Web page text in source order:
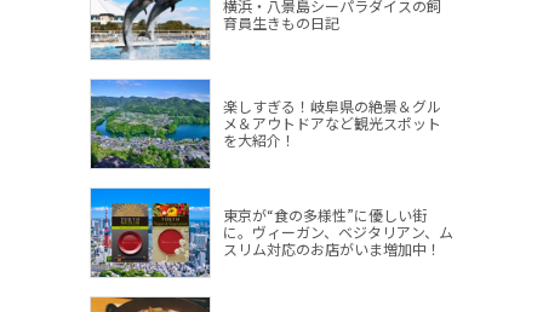
横浜・八景島シーパラダイスの飼
育員生きもの日記
楽しすぎる！岐阜県の絶景＆グル
メ＆アウトドアなど観光スポット
を大紹介！
東京が“食の多様性”に優しい街
に。ヴィーガン、ベジタリアン、ム
スリム対応のお店がいま増加中！